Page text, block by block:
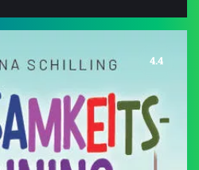
4.4